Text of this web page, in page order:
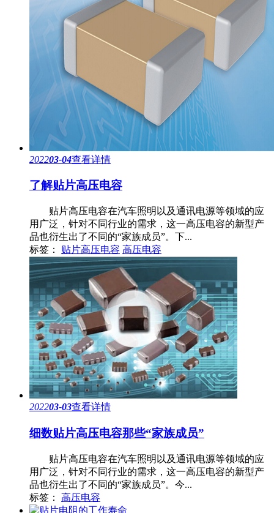
202203-04查看详情
了解贴片高压电容
贴片高压电容在汽车照明以及通讯电源等领域的应
用广泛，针对不同行业的需求，这一高压电容的新型产
品也衍生出了不同的“家族成员”。下...
标签：
贴片高压电容 高压电容
202203-03查看详情
细数贴片高压电容那些“家族成员”
贴片高压电容在汽车照明以及通讯电源等领域的应
用广泛，针对不同行业的需求，这一高压电容的新型产
品也衍生出了不同的“家族成员”。今...
标签：
高压电容